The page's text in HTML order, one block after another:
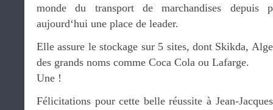
monde du transport de marchandises depuis
aujourd‘hui une place de leader.
Elle assure le stockage sur 5 sites, dont Skikda,
des grands noms comme Coca Cola ou Lafarge.
Une !
Félicitations pour cette belle réussite à Jean-